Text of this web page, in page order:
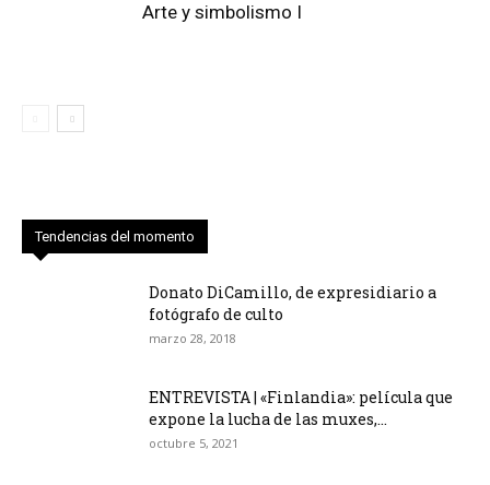
Arte y simbolismo I
Tendencias del momento
Donato DiCamillo, de expresidiario a
fotógrafo de culto
marzo 28, 2018
ENTREVISTA | «Finlandia»: película que
expone la lucha de las muxes,...
octubre 5, 2021